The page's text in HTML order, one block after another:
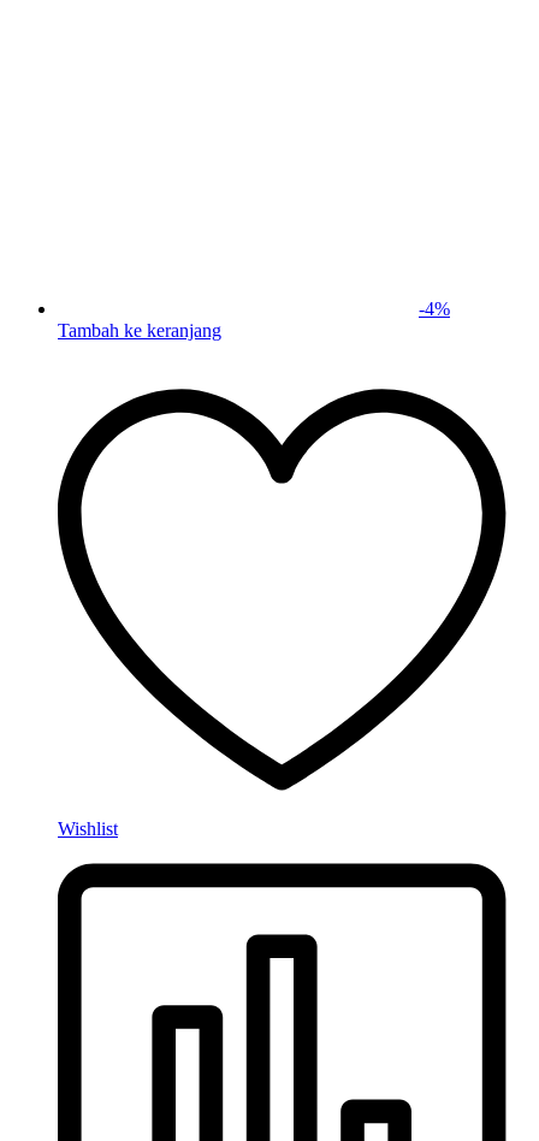
-4%
Tambah ke keranjang
Wishlist